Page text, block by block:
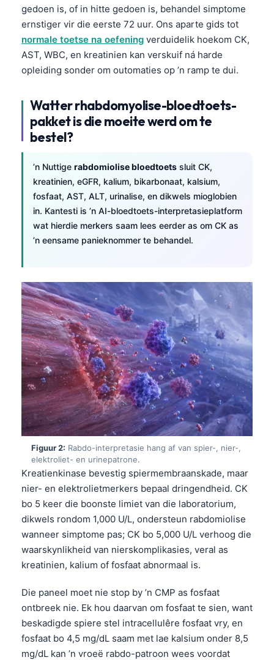
gedoen is, of in hitte gedoen is, behandel simptome
ernstiger vir die eerste 72 uur. Ons aparte gids tot
normale toetse na oefening verduidelik hoekom CK,
AST, WBC, en kreatinien kan verskuif ná harde
opleiding sonder om outomaties op ’n ramp te dui.
Watter rhabdomyolise-bloedtoets-
pakket is die moeite werd om te
bestel?
’n Nuttige rabdomiolise bloedtoets sluit CK,
kreatinien, eGFR, kalium, bikarbonaat, kalsium,
fosfaat, AST, ALT, urinalise, en dikwels mioglobien
in. Kantesti is ’n AI-bloedtoets-interpretasieplatform
wat hierdie merkers saam lees eerder as om CK as
’n eensame panieknommer te behandel.
Figuur 2: Rabdo-interpretasie hang af van spier-, nier-,
elektroliet- en urinepatrone.
Kreatienkinase bevestig spiermembraanskade, maar
nier- en elektrolietmerkers bepaal dringendheid. CK
bo 5 keer die boonste limiet van die laboratorium,
dikwels rondom 1,000 U/L, ondersteun rabdomiolise
wanneer simptome pas; CK bo 5,000 U/L verhoog die
waarskynlikheid van nierskomplikasies, veral as
kreatinien, kalium of fosfaat abnormaal is.
Die paneel moet nie stop by ’n CMP as fosfaat
ontbreek nie. Ek hou daarvan om fosfaat te sien, want
beskadigde spiere stel intracellulêre fosfaat vry, en
fosfaat bo 4,5 mg/dL saam met lae kalsium onder 8,5
mg/dL kan ’n vroeë rabdo-patroon wees voordat